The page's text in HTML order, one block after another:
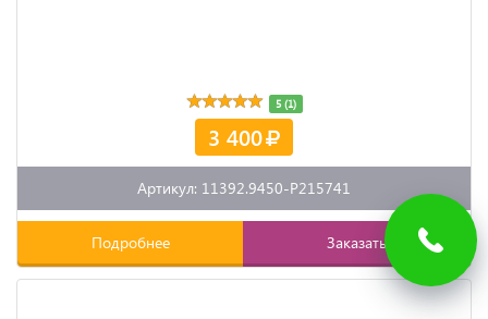
5 (1)
3 400
Артикул: 11392.9450-P215741
Подробнее Заказать